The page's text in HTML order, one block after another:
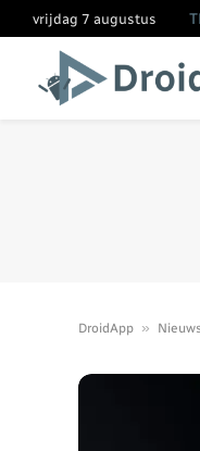
vrijdag 7 augustus
DroidApp »